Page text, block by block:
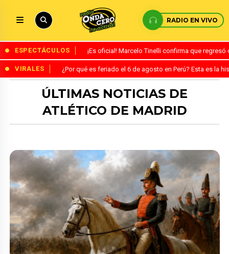
RADIO EN VIVO
ESPECTÁCULOS ¡Es oficial! Marcelo Tinelli confirma que
VIRALES ¿Por qué es feriado el 6 de agosto en Perú? Esta es la
ÚLTIMAS NOTICIAS DE
ATLÉTICO DE MADRID